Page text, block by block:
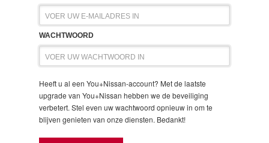
WACHTWOORD
Heeft u al een You+Nissan-account? Met de laatste
upgrade van You+Nissan hebben we de beveiliging
verbetert. Stel even uw wachtwoord opnieuw in om te
blijven genieten van onze diensten. Bedankt!